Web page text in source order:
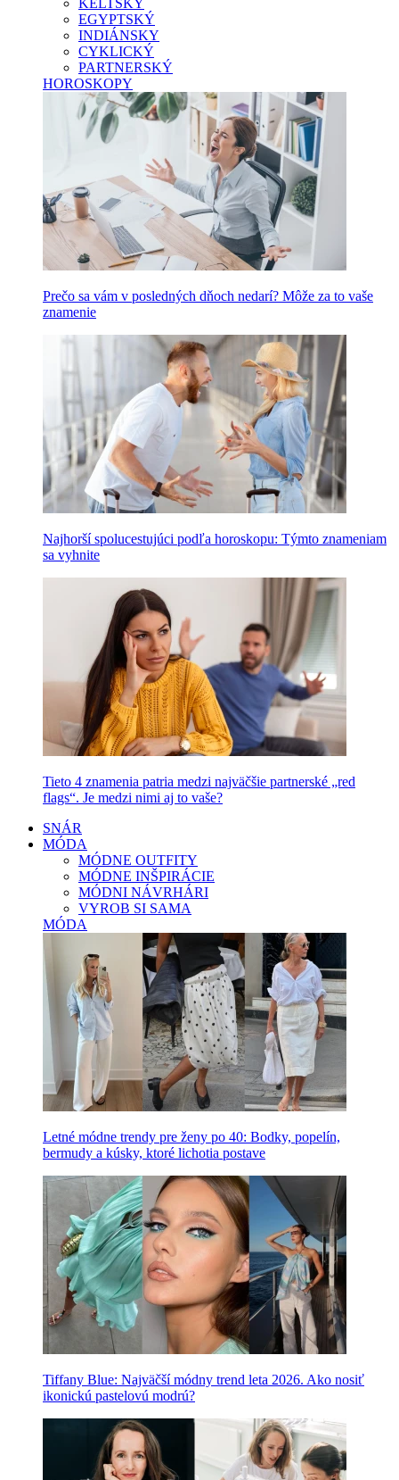
KELTSKÝ
EGYPTSKÝ
INDIÁNSKY
CYKLICKÝ
PARTNERSKÝ
HOROSKOPY
Prečo sa vám v posledných dňoch nedarí? Môže za to vaše
znamenie
Najhorší spolucestujúci podľa horoskopu: Týmto znameniam
sa vyhnite
Tieto 4 znamenia patria medzi najväčšie partnerské „red
flags“. Je medzi nimi aj to vaše?
SNÁR
MÓDA
MÓDNE OUTFITY
MÓDNE INŠPIRÁCIE
MÓDNI NÁVRHÁRI
VYROB SI SAMA
MÓDA
Letné módne trendy pre ženy po 40: Bodky, popelín,
bermudy a kúsky, ktoré lichotia postave
Tiffany Blue: Najväčší módny trend leta 2026. Ako nosiť
ikonickú pastelovú modrú?